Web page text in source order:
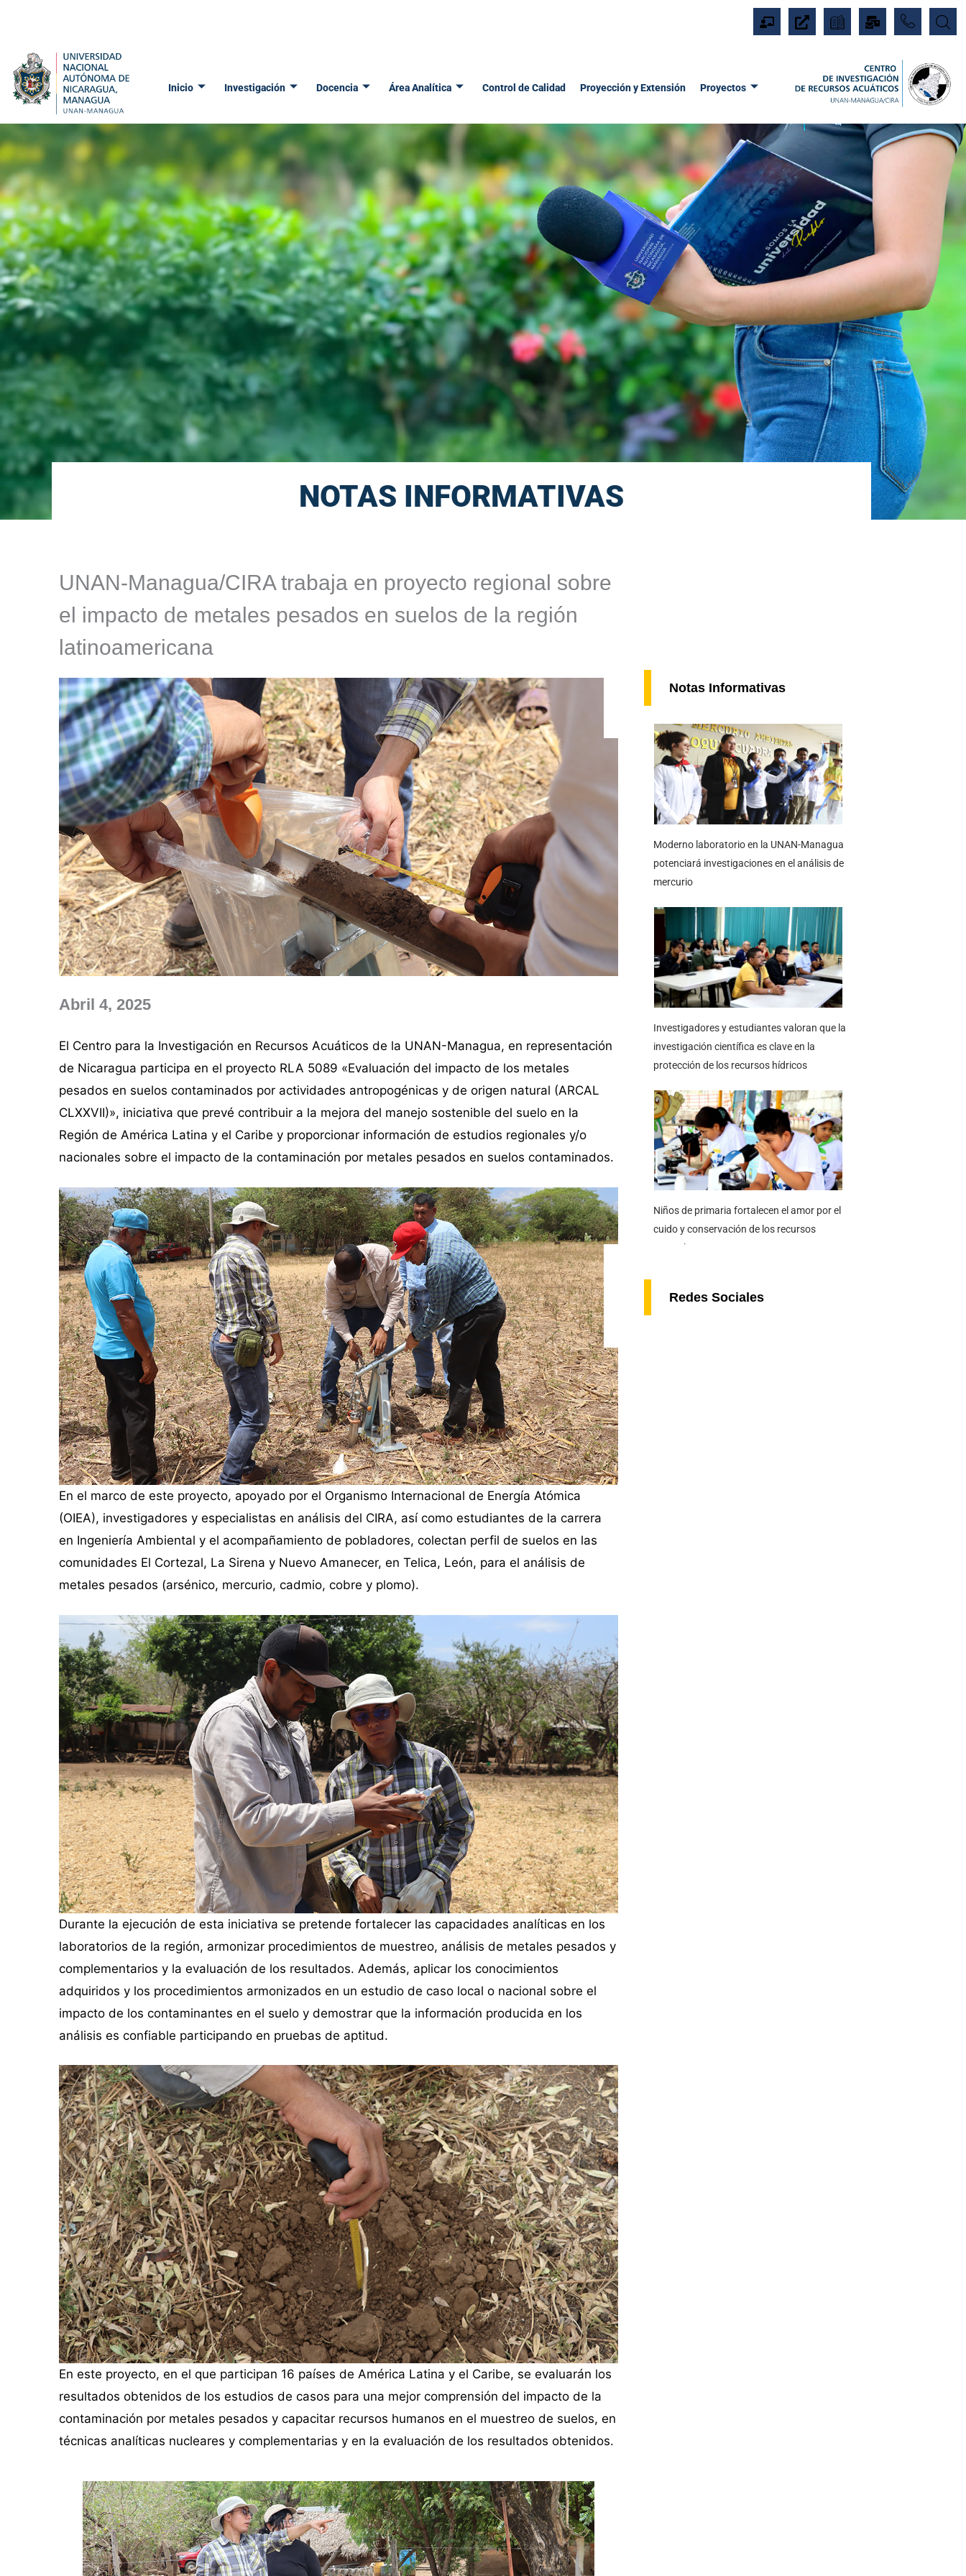
contenido
Inicio Investigación Docencia Área Analítica Control de Calidad Proyección y Extensión Proyectos
NOTAS INFORMATIVAS
UNAN-Managua/CIRA trabaja en proyecto regional sobre
el impacto de metales pesados en suelos de la región
latinoamericana
Abril 4, 2025
El Centro para la Investigación en Recursos Acuáticos de la UNAN-Managua, en representación
de Nicaragua participa en el proyecto RLA 5089 «Evaluación del impacto de los metales
pesados en suelos contaminados por actividades antropogénicas y de origen natural (ARCAL
CLXXVII)», iniciativa que prevé contribuir a la mejora del manejo sostenible del suelo en la
Región de América Latina y el Caribe y proporcionar información de estudios regionales y/o
nacionales sobre el impacto de la contaminación por metales pesados en suelos contaminados.
En el marco de este proyecto, apoyado por el Organismo Internacional de Energía Atómica
(OIEA), investigadores y especialistas en análisis del CIRA, así como estudiantes de la carrera
en Ingeniería Ambiental y el acompañamiento de pobladores, colectan perfil de suelos en las
comunidades El Cortezal, La Sirena y Nuevo Amanecer, en Telica, León, para el análisis de
metales pesados (arsénico, mercurio, cadmio, cobre y plomo).
Durante la ejecución de esta iniciativa se pretende fortalecer las capacidades analíticas en los
laboratorios de la región, armonizar procedimientos de muestreo, análisis de metales pesados y
complementarios y la evaluación de los resultados. Además, aplicar los conocimientos
adquiridos y los procedimientos armonizados en un estudio de caso local o nacional sobre el
impacto de los contaminantes en el suelo y demostrar que la información producida en los
análisis es confiable participando en pruebas de aptitud.
En este proyecto, en el que participan 16 países de América Latina y el Caribe, se evaluarán los
resultados obtenidos de los estudios de casos para una mejor comprensión del impacto de la
contaminación por metales pesados y capacitar recursos humanos en el muestreo de suelos, en
técnicas analíticas nucleares y complementarias y en la evaluación de los resultados obtenidos.
Notas Informativas
Moderno laboratorio en la UNAN-Managua
potenciará investigaciones en el análisis de
mercurio
Investigadores y estudiantes valoran que la
investigación científica es clave en la
protección de los recursos hídricos
Niños de primaria fortalecen el amor por el
cuido y conservación de los recursos
naturales
Redes Sociales